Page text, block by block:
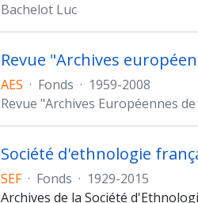
Bachelot Luc
Revue "Archives
AES · Fonds · 1959-2008
Revue "Archives Européennes
Société d'ethnologie
SEF · Fonds · 1929-2015
Archives de la Société